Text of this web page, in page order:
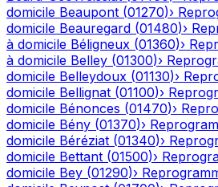
domicile Beaupont (01270)›
domicile Beauregard (01480)›
à domicile Béligneux (01360)›
à domicile Belley (01300)›
domicile Belleydoux (01130)›
domicile Bellignat (01100)›
domicile Bénonces (01470)›
domicile Bény (01370)›
domicile Béréziat (01340)›
domicile Bettant (01500)›
domicile Bey (01290)›